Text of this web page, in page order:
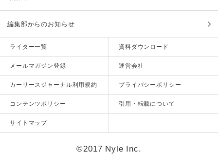
編集部からのお知らせ
ライター一覧 資料ダウンロード
メールマガジン登録 運営会社
カーリースジャーナル利用規約 プライバシーポリシー
コンテンツポリシー 引用・転載について
サイトマップ
©2017 Nyle Inc.